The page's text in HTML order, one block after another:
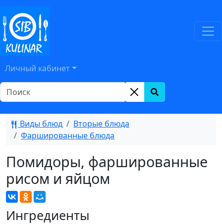
Личный кабинет
Виды блюд
Вторые блюда
Фаршированные блюда
Помидоры, фаршированные
рисом и яйцом
Ингредиенты